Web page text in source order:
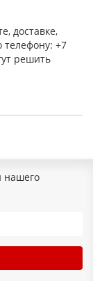
доставке,
телефону: +7
решить
нашего